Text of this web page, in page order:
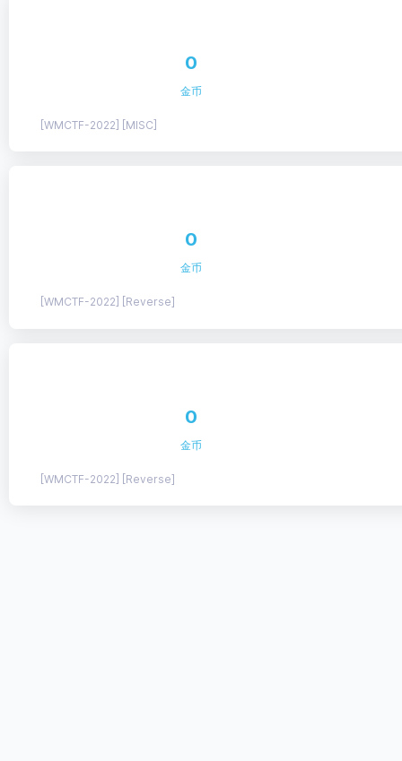
0
金币
[WMCTF-2022] [MISC]
0
金币
[WMCTF-2022] [Reverse]
0
金币
[WMCTF-2022] [Reverse]